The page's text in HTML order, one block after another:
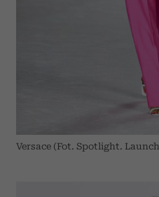
Versace (Fot. Spotlight.